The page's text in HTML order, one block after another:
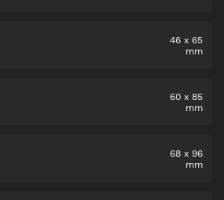
46 x 65
mm
60 x 85
mm
68 x 96
mm